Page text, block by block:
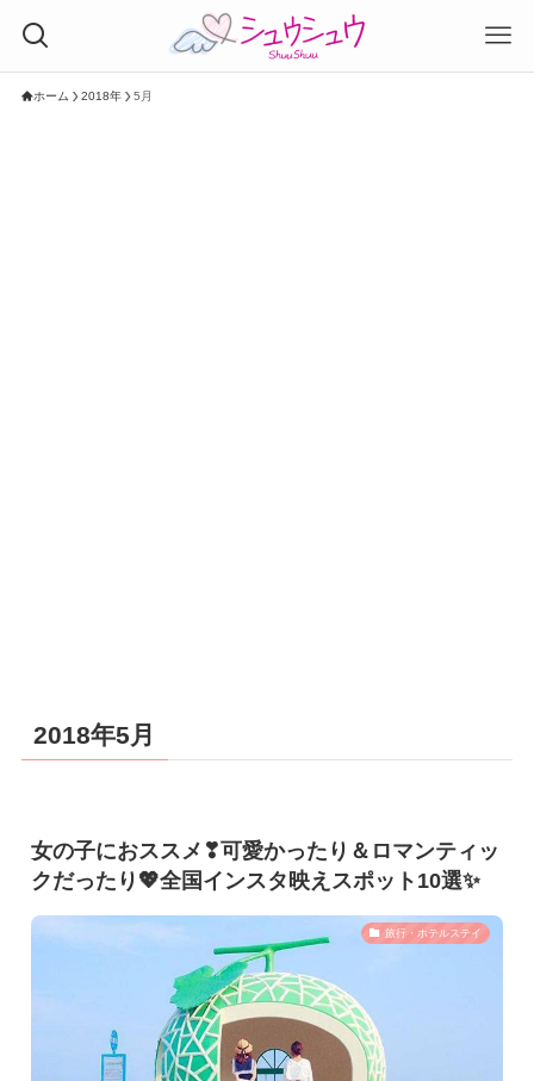
ホーム 2018年 5月
2018年5月
女の子におススメ❣可愛かったり＆ロマンティッ
クだったり💖全国インスタ映えスポット10選✨
旅行・ホテルステイ